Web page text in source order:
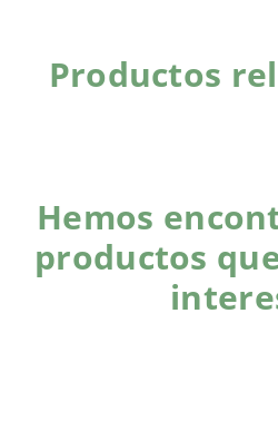
Productos
Hemos
productos